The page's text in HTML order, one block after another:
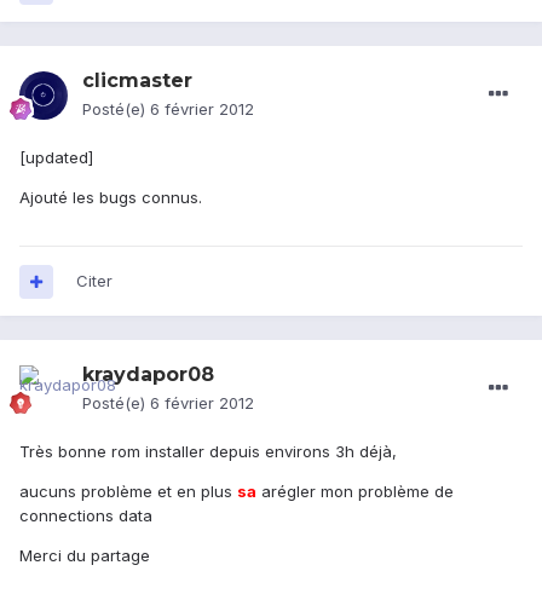
clicmaster
Posté(e) 6 février 2012
[updated]
Ajouté les bugs connus.
Citer
kraydapor08
Posté(e) 6 février 2012
Très bonne rom installer depuis environs 3h déjà,
aucuns problème et en plus sa arégler mon problème de
connections data
Merci du partage